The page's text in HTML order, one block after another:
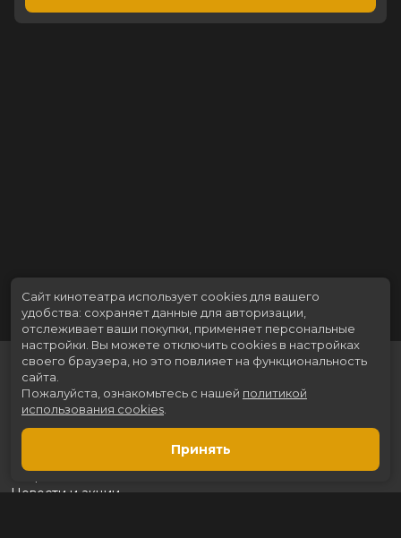
Скоро в кино
Новости и акции
Сайт кинотеатра использует cookies для вашего
удобства: сохраняет данные для авторизации,
отслеживает ваши покупки, применяет персональные
настройки. Вы можете отключить cookies в настройках
своего браузера, но это повлияет на функциональность
сайта.
Пожалуйста, ознакомьтесь с нашей политикой
использования cookies
Принять